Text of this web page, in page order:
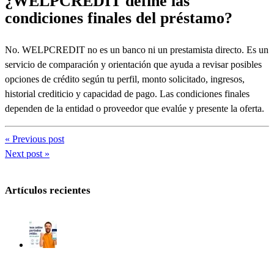
condiciones finales del préstamo?
No. WELPCREDIT no es un banco ni un prestamista directo. Es un
servicio de comparación y orientación que ayuda a revisar posibles
opciones de crédito según tu perfil, monto solicitado, ingresos,
historial crediticio y capacidad de pago. Las condiciones finales
dependen de la entidad o proveedor que evalúe y presente la oferta.
« Previous post
Next post »
Artículos recientes